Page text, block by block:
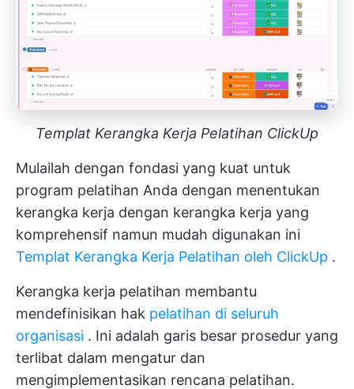
Templat Kerangka Kerja Pelatihan ClickUp
Mulailah dengan fondasi yang kuat untuk
program pelatihan Anda dengan menentukan
kerangka kerja dengan kerangka kerja yang
komprehensif namun mudah digunakan ini
Templat Kerangka Kerja Pelatihan oleh ClickUp .
Kerangka kerja pelatihan membantu
mendefinisikan hak pelatihan di seluruh
organisasi . Ini adalah garis besar prosedur yang
terlibat dalam mengatur dan
mengimplementasikan rencana pelatihan.